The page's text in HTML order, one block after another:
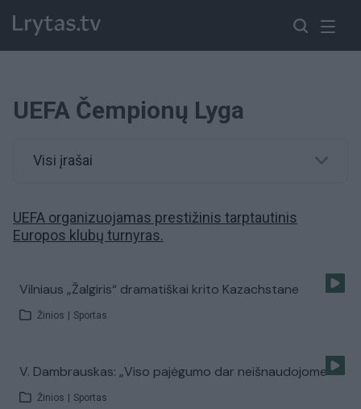
UEFA Čempionų Lyga
Visi įrašai
UEFA organizuojamas prestižinis tarptautinis
Europos klubų turnyras.
Vilniaus „Žalgiris“ dramatiškai krito Kazachstane
Žinios Sportas
V. Dambrauskas: „Viso pajėgumo dar neišnaudojome“
Žinios Sportas